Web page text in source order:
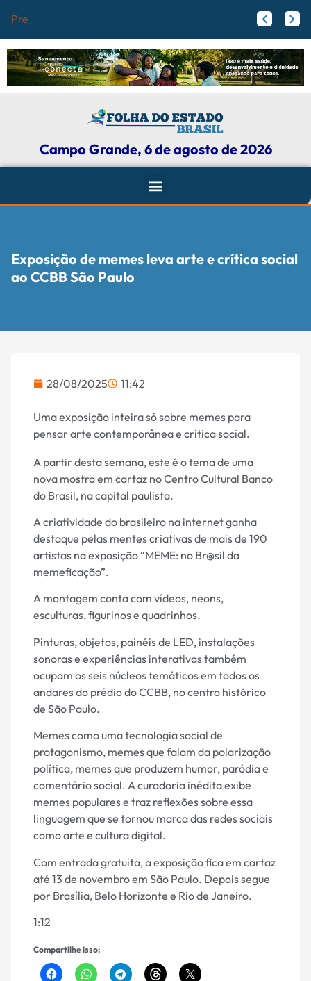
PrefCG e Fecom
Campo Grande, 6 de agosto de 2026
Exposição de memes leva arte e crítica social
ao CCBB São Paulo
28/08/2025 11:42
Uma exposição inteira só sobre memes para
pensar arte contemporânea e crítica social.
A partir desta semana, este é o tema de uma
nova mostra em cartaz no Centro Cultural Banco
do Brasil, na capital paulista.
A criatividade do brasileiro na internet ganha
destaque pelas mentes criativas de mais de 190
artistas na exposição “MEME: no Br@sil da
memeficação”.
A montagem conta com vídeos, neons,
esculturas, figurinos e quadrinhos.
Pinturas, objetos, painéis de LED, instalações
sonoras e experiências interativas também
ocupam os seis núcleos temáticos em todos os
andares do prédio do CCBB, no centro histórico
de São Paulo.
Memes como uma tecnologia social de
protagonismo, memes que falam da polarização
política, memes que produzem humor, paródia e
comentário social. A curadoria inédita exibe
memes populares e traz reflexões sobre essa
linguagem que se tornou marca das redes sociais
como arte e cultura digital.
Com entrada gratuita, a exposição fica em cartaz
até 13 de novembro em São Paulo. Depois segue
por Brasília, Belo Horizonte e Rio de Janeiro.
1:12
Compartilhe isso: